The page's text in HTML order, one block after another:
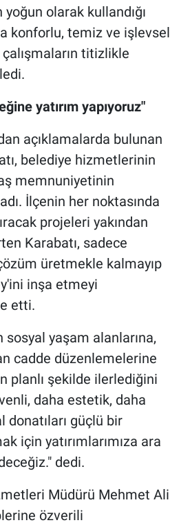
olarak kullandığı
konforlu, temiz ve işlevsel
titizlikle
yatırım yapıyoruz"
açıklamalarda bulunan
belediye hizmetlerinin
memnuniyetinin
İlçenin her noktasında
projeleri yakından
Karabatı, sadece
üretmekle kalmayıp
inşa etmeyi
etti.
sosyal yaşam alanlarına,
cadde düzenlemelerine
planlı şekilde ilerlediğini
daha estetik, daha
donatıları güçlü bir
için yatırımlarımıza ara
dedi.
Müdürü Mehmet Ali
özverili